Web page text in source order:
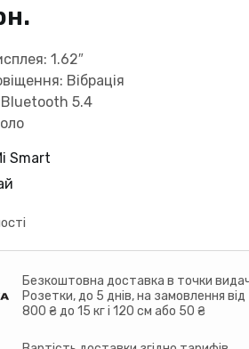
1.62″
Вібрація
5.4
Smart
Безкоштовна доставка в точки
Розетки, до 5 днів, на замовлення від
800 ₴ до 15 кг і 120 см або 50 ₴